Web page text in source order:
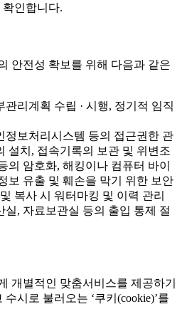
인합니다.
안전성 확보를 위해 다음과 같은
관리계획 수립 · 시행, 정기적 임직
정보처리시스템 등의 접근권한 관
설치, 접속기록의 보관 및 위변조
의 암호화, 해킹이나 컴퓨터 바이
보 유출 및 훼손을 막기 위한 보안
복사 시 워터마킹 및 이력 관리
실, 자료보관실 등의 출입 통제 절
개별적인 맞춤서비스를 제공하기
시로 불러오는 ‘쿠키(cookie)’를